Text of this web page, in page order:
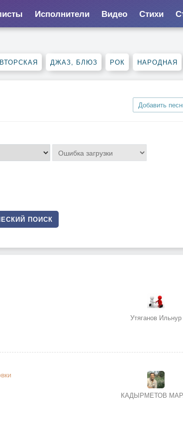
Исполнители Видео Стихи
ДЖАЗ, БЛЮЗ РОК НАРОДНАЯ
Добавить
ПОИСК
Утяганов Ильнур
КАДЫРМЕТОВ